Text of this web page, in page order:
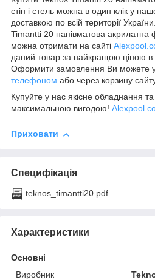
стін і стель можна в один клік у
доставкою по всій території
Timantti 20 напівматова акрилатна
можна отримати на сайті
даний товар за найкращою ціною в
Оформити замовлення Ви можете
телефоном або через корзину
Купуйте у нас якісне обладнання
максимальною вигодою!
Приховати
Специфікація
teknos_timantti20.pdf
Характеристики
Основні
Виробник